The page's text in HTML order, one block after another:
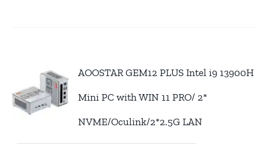
AOOSTAR GEM12 PLUS Intel i9 13900H
Mini PC with WIN 11 PRO/ 2*
NVME/Oculink/2*2.5G LAN